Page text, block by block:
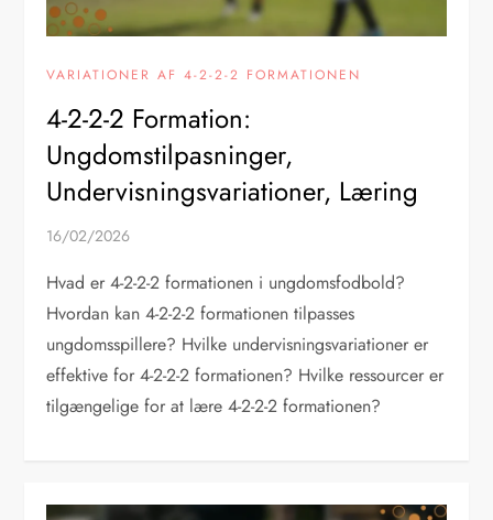
VARIATIONER AF 4-2-2-2 FORMATIONEN
4-2-2-2 Formation:
Ungdomstilpasninger,
Undervisningsvariationer, Læring
16/02/2026
Hvad er 4-2-2-2 formationen i ungdomsfodbold?
Hvordan kan 4-2-2-2 formationen tilpasses
ungdomsspillere? Hvilke undervisningsvariationer er
effektive for 4-2-2-2 formationen? Hvilke ressourcer er
tilgængelige for at lære 4-2-2-2 formationen?